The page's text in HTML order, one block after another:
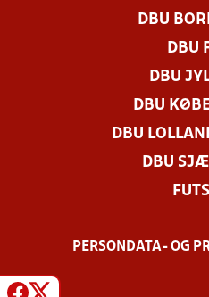
DBU
DBU
DBU
DBU
DBU
DBU
PERSONDATA- OG